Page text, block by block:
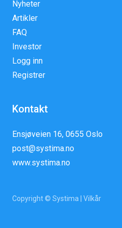
Nyheter
Artikler
FAQ
Investor
Logg inn
Registrer
Kontakt
Ensjøveien 16, 0655 Oslo
post@systima.no
www.systima.no
Copyright © Systima | Vilkår